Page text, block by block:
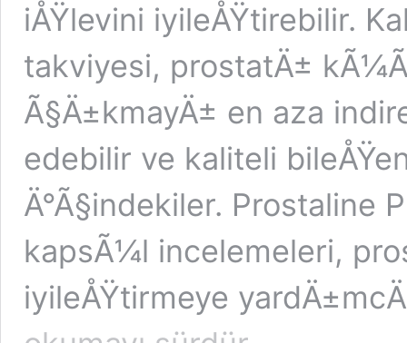
iÅŸlevini iyileÅŸtirebilir.
takviyesi, prostatÄ±
Ã§Ä±kmayÄ± en aza
edebilir ve kaliteli
Ä°Ã§indekiler. Prostaline
kapsÃ¼l incelemeleri,
iyileÅŸtirmeye